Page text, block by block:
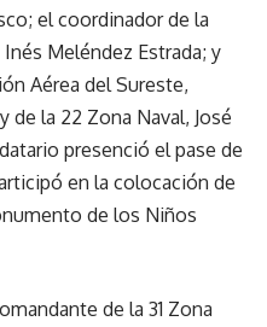
el coordinador de la
Meléndez Estrada; y
Aérea del Sureste,
de la 22 Zona Naval, José
presenció el pase de
en la colocación de
de los Niños
de la 31 Zona